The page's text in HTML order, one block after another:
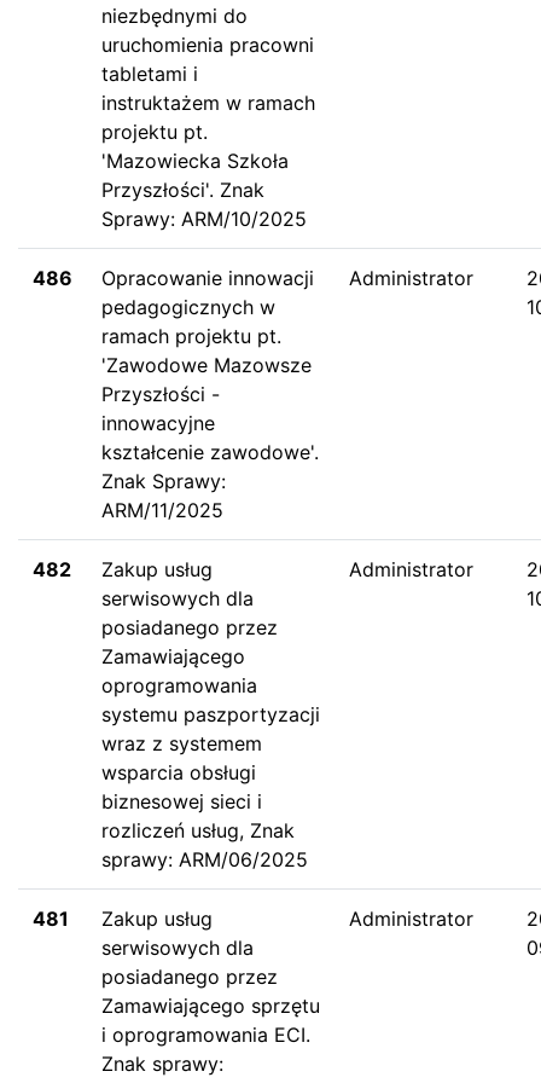
niezbędnymi do
uruchomienia pracowni
tabletami i
instruktażem w ramach
projektu pt.
'Mazowiecka Szkoła
Przyszłości'. Znak
Sprawy: ARM/10/2025
486
Opracowanie innowacji
pedagogicznych w
ramach projektu pt.
'Zawodowe Mazowsze
Przyszłości -
innowacyjne
kształcenie zawodowe'.
Znak Sprawy:
ARM/11/2025
Administrator
482
Zakup usług
serwisowych dla
posiadanego przez
Zamawiającego
oprogramowania
systemu paszportyzacji
wraz z systemem
wsparcia obsługi
biznesowej sieci i
rozliczeń usług, Znak
sprawy: ARM/06/2025
Administrator
481
Zakup usług
serwisowych dla
posiadanego przez
Zamawiającego sprzętu
i oprogramowania ECI.
Znak sprawy:
Administrator